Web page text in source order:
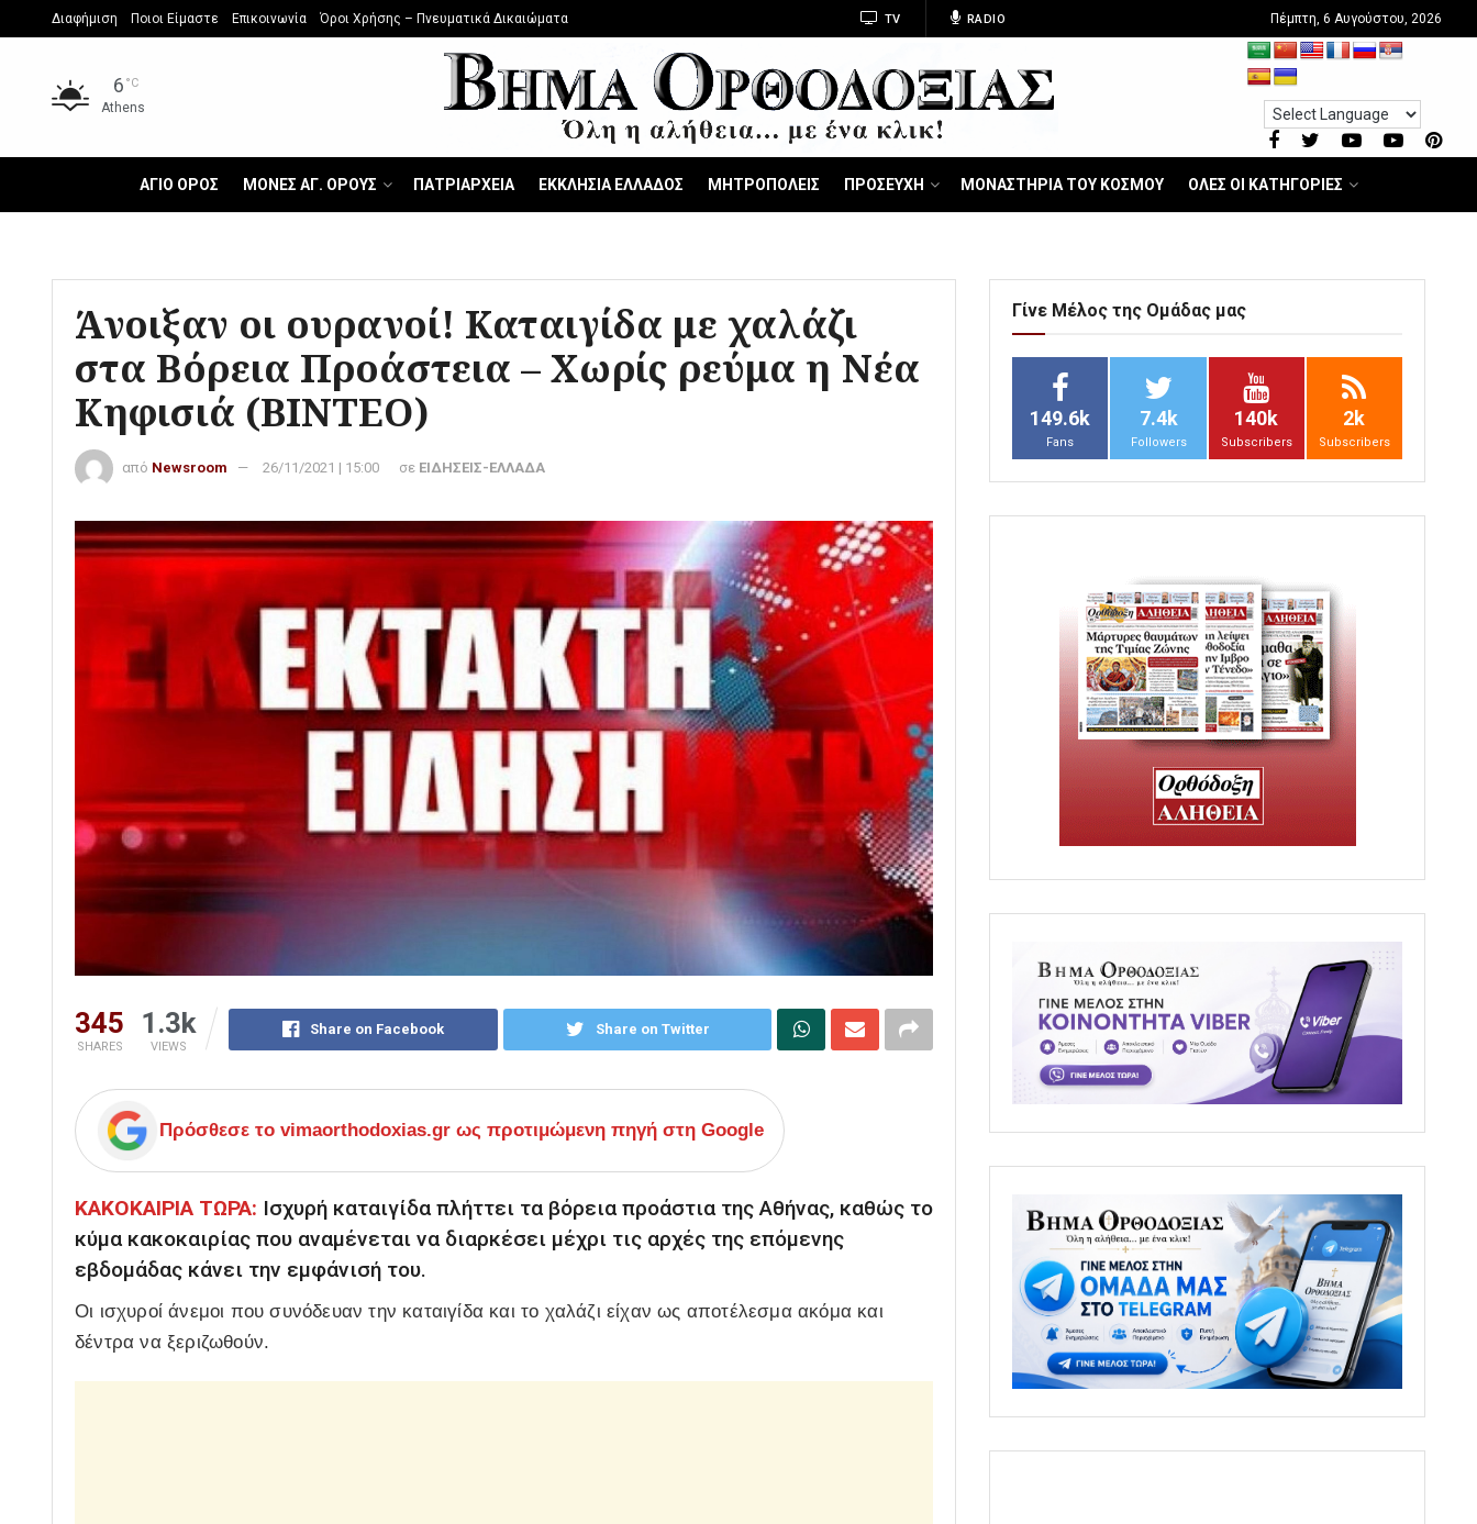
Διαφήμιση Ποιοι Είμαστε Επικοινωνία Όροι Χρήσης – Πνευματικά Δικαιώματα TV RADIO Πέμπτη, 6 Αυγούστου, 2026
6 °C
Athens
ΑΓΙΟ ΟΡΟΣ ΜΟΝΕΣ ΑΓ. ΟΡΟΥΣ ΠΑΤΡΙΑΡΧΕΙΑ ΕΚΚΛΗΣΙΑ ΕΛΛΑΔΟΣ ΜΗΤΡΟΠΟΛΕΙΣ ΠΡΟΣΕΥΧΗ ΜΟΝΑΣΤΗΡΙΑ ΤΟΥ ΚΟΣΜΟΥ ΟΛΕΣ ΟΙ ΚΑΤΗΓΟΡΙΕΣ
Άνοιξαν οι ουρανοί! Καταιγίδα με χαλάζι
στα Βόρεια Προάστεια – Χωρίς ρεύμα η Νέα
Κηφισιά (ΒΙΝΤΕΟ)
από Newsroom 26/11/2021 | 15:00 σε ΕΙΔΗΣΕΙΣ-ΕΛΛΑΔΑ
345
SHARES
1.3k
VIEWS
Share on Facebook Share on Twitter
Πρόσθεσε το vimaorthodoxias.gr ως προτιμώμενη πηγή στη Google
ΚΑΚΟΚΑΙΡΙΑ ΤΩΡΑ: Ισχυρή καταιγίδα πλήττει τα βόρεια προάστια της Αθήνας, καθώς το
κύμα κακοκαιρίας που αναμένεται να διαρκέσει μέχρι τις αρχές της επόμενης
εβδομάδας κάνει την εμφάνισή του.
Οι ισχυροί άνεμοι που συνόδευαν την καταιγίδα και το χαλάζι είχαν ως αποτέλεσμα ακόμα και
δέντρα να ξεριζωθούν.
Γίνε Μέλος της Ομάδας μας
149.6k
Fans
7.4k
Followers
140k
Subscribers
2k
Subscribers